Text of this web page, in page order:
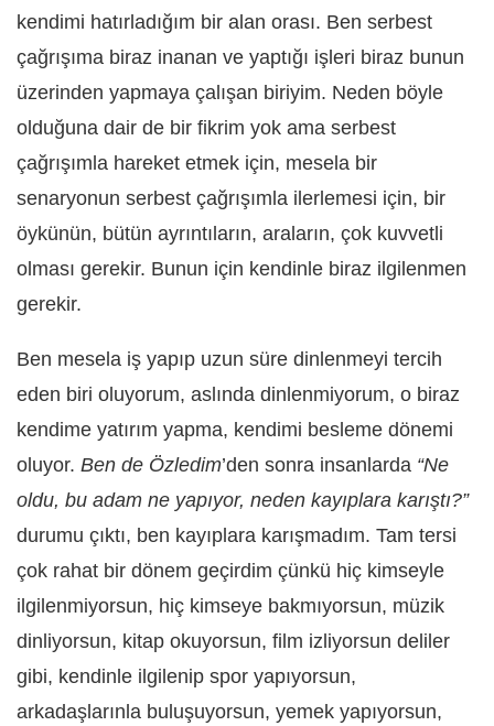
kendimi hatırladığım bir alan orası. Ben serbest
çağrışıma biraz inanan ve yaptığı işleri biraz bunun
üzerinden yapmaya çalışan biriyim. Neden böyle
olduğuna dair de bir fikrim yok ama serbest
çağrışımla hareket etmek için, mesela bir
senaryonun serbest çağrışımla ilerlemesi için, bir
öykünün, bütün ayrıntıların, araların, çok kuvvetli
olması gerekir. Bunun için kendinle biraz ilgilenmen
gerekir.
Ben mesela iş yapıp uzun süre dinlenmeyi tercih
eden biri oluyorum, aslında dinlenmiyorum, o biraz
kendime yatırım yapma, kendimi besleme dönemi
oluyor. Ben de Özledim’den sonra insanlarda “Ne
oldu, bu adam ne yapıyor, neden kayıplara karıştı?”
durumu çıktı, ben kayıplara karışmadım. Tam tersi
çok rahat bir dönem geçirdim çünkü hiç kimseyle
ilgilenmiyorsun, hiç kimseye bakmıyorsun, müzik
dinliyorsun, kitap okuyorsun, film izliyorsun deliler
gibi, kendinle ilgilenip spor yapıyorsun,
arkadaşlarınla buluşuyorsun, yemek yapıyorsun,